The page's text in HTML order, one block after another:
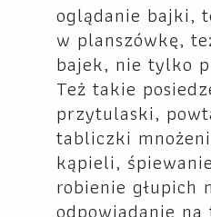
oglądanie bajki,
w planszówkę,
bajek, nie tylko
Też takie
przytulaski,
tabliczki
kąpieli,
robienie głupich